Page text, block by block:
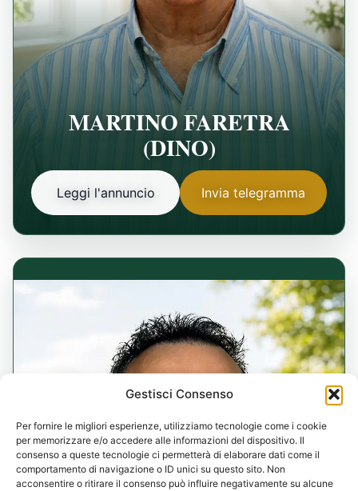
Gestisci Consenso
Per fornire le migliori esperienze, utilizziamo tecnologie come i cookie
per memorizzare e/o accedere alle informazioni del dispositivo. Il
consenso a queste tecnologie ci permetterà di elaborare dati come il
comportamento di navigazione o ID unici su questo sito. Non
acconsentire o ritirare il consenso può influire negativamente su alcune
MARTINO FARETRA
(DINO)
Leggi l'annuncio Invia telegramma